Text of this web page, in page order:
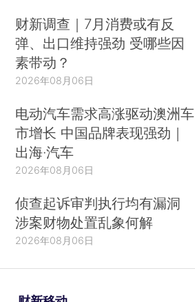
财新调查｜7月消费或有反
弹、出口维持强劲 受哪些因
素带动？
2026年08月06日
电动汽车需求高涨驱动澳洲车
市增长 中国品牌表现强劲｜
出海·汽车
2026年08月06日
侦查起诉审判执行均有漏洞
涉案财物处置乱象何解
2026年08月06日